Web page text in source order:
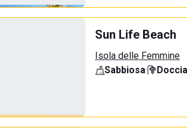
Sun Life Beach
Isola delle Femmine
Sabbiosa·